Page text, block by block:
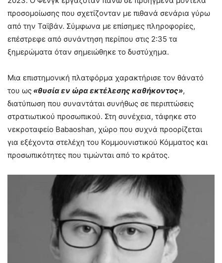
προσομοίωσης που σχετίζονταν με πιθανά σενάρια γύρω
από την Ταϊβάν. Σύμφωνα με επίσημες πληροφορίες,
επέστρεφε από συνάντηση περίπου στις 2:35 τα
ξημερώματα όταν σημειώθηκε το δυστύχημα.
Μια επιστημονική πλατφόρμα χαρακτήρισε τον θάνατό
του ως «θυσία εν ώρα εκτέλεσης καθήκοντος»,
διατύπωση που συναντάται συνήθως σε περιπτώσεις
στρατιωτικού προσωπικού. Στη συνέχεια, τάφηκε στο
νεκροταφείο Babaoshan, χώρο που συχνά προορίζεται
για εξέχοντα στελέχη του Κομμουνιστικού Κόμματος και
προσωπικότητες που τιμώνται από το κράτος.